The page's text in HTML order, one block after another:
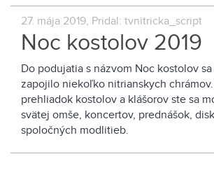
27. mája 2019, Pridal: tvnitricka_script
Noc kostolov 2019
Do podujatia s názvom Noc kostolov
zapojilo niekoľko nitrianskych
prehliadok kostolov a klášorov ste sa
svätej omše, koncertov, prednášok,
spoločných modlitieb.